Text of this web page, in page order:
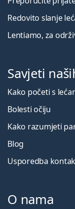
Redovito slanje
Lentiamo, za
Savjeti
Kako početi s
Bolesti očiju
Kako razumjeti
Blog
Usporedba
O nama